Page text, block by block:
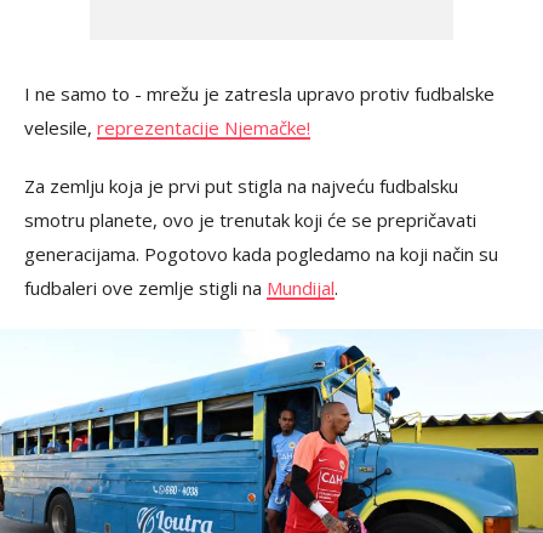
I ne samo to - mrežu je zatresla upravo protiv fudbalske
velesile, reprezentacije Njemačke!
Za zemlju koja je prvi put stigla na najveću fudbalsku
smotru planete, ovo je trenutak koji će se prepričavati
generacijama. Pogotovo kada pogledamo na koji način su
fudbaleri ove zemlje stigli na Mundijal.